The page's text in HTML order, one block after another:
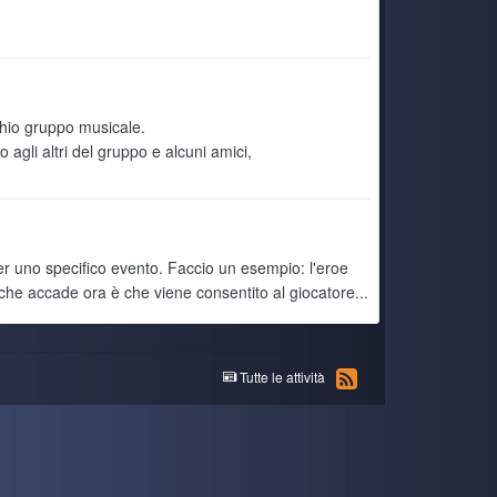
Serie X e mi dedico ad Alcyone
5 July 6:12 PM
un po prima di acquistarne uno nuovo
5 July 6:10 PM
come navigare su internet, vedere film ecc ecc
i sistemi operativi, la scheda madre del portatile
gruppo musicale.
agli altri del gruppo e alcuni amici,
uno specifico evento. Faccio un esempio: l'eroe
accade ora è che viene consentito al giocatore...
Tutte le attività